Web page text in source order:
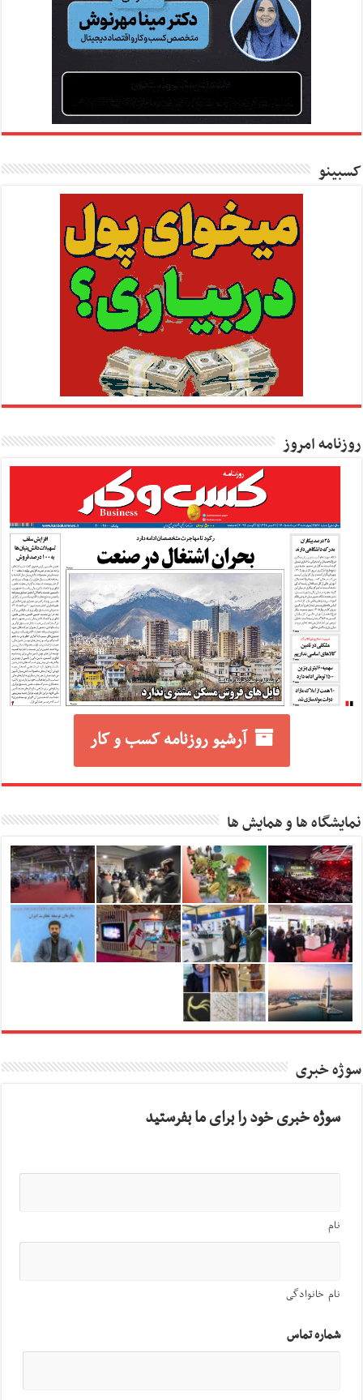
کسبینو
روزنامه امروز
آرشیو روزنامه کسب و کار
نمایشگاه ها و همایش ها
سوژه خبری
سوژه خبری خود را برای ما بفرستید
نام
نام خانوادگی
شماره تماس